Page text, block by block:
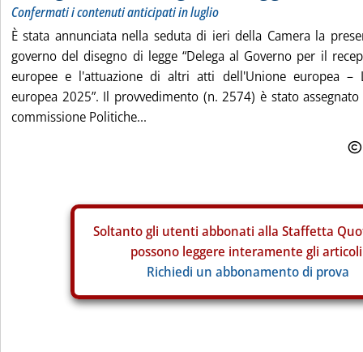
Confermati i contenuti anticipati in luglio
È stata annunciata nella seduta di ieri della Camera la
governo del disegno di legge “Delega al Governo per il
europee e l'attuazione di altri atti dell'Unione europea –
europea 2025”. Il provvedimento (n. 2574) è stato
commissione Politiche...
Soltanto gli utenti abbonati alla Staffetta
possono leggere interamente gli
Richiedi un abbonamento di prova